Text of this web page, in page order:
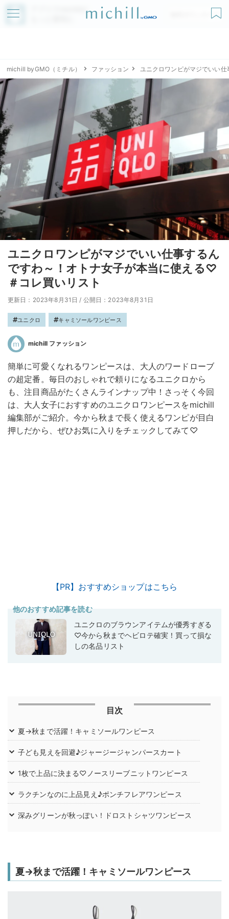
アプリでmichillが
無料ダウンロード
michill byGMO（ミチル） ファッション ユニクロワンピがマジでいい
ユニクロワンピがマジでいい仕事するん
ですわ～！オトナ女子が本当に使える♡
＃コレ買いリスト
更新日：2023年8月31日 / 公開日：2023年8月31日
ユニクロ キャミソールワンピース
michill ファッション
簡単に可愛くなれるワンピースは、大人のワードローブ
の超定番。毎日のおしゃれで頼りになるユニクロから
も、注目商品がたくさんラインナップ中！さっそく今回
は、大人女子におすすめのユニクロワンピースをmichill
編集部がご紹介。今から秋まで長く使えるワンピが目白
押しだから、ぜひお気に入りをチェックしてみて♡
【PR】おすすめショップはこちら
他のおすすめ記事を読む
ユニクロのブラウンアイテムが優秀すぎる
♡今から秋までヘビロテ確実！買って損な
しの名品リスト
目次
夏→秋まで活躍！キャミソールワンピース
子ども見えを回避♪ジャージージャンパースカート
1枚で上品に決まる♡ノースリーブニットワンピース
ラクチンなのに上品見え♪ポンチフレアワンピース
深みグリーンが秋っぽい！ドロストシャツワンピース
夏→秋まで活躍！キャミソールワンピース